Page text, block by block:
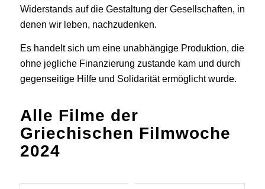
Widerstands auf die Gestaltung der Gesellschaften, in
denen wir leben, nachzudenken.
Es handelt sich um eine unabhängige Produktion, die
ohne jegliche Finanzierung zustande kam und durch
gegenseitige Hilfe und Solidarität ermöglicht wurde.
Alle Filme der
Griechischen Filmwoche
2024